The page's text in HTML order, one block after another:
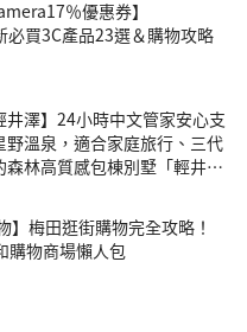
％優惠券】
必買3C產品23選＆購物攻略
井澤】24小時中文管家安心支
野溫泉，適合家庭旅行、三代
森林高質感包棟別墅「輕井澤
】梅田逛街購物完全攻略！
購物商場懶人包